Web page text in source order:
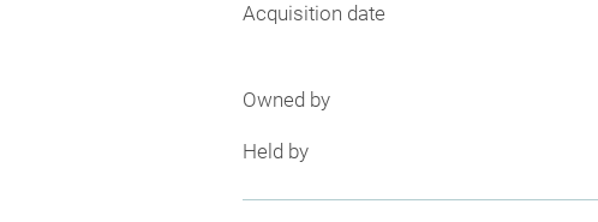
Acquisition date
Owned by
Held by